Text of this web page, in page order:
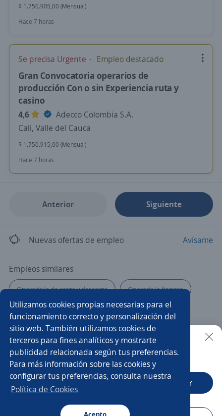
Utilizamos cookies propias necesarias para el
funcionamiento correcto y personalización del
sitio web. También utilizamos cookies de
terceros para fines analíticos y mostrarte
publicidad relacionada según tus preferencias.
Para más información sobre las cookies y
configurar tus preferencias, consulta nuestra
Política de Cookies
$ 1.750.905,00 (Mensual)
Hace 7 horas
Se precisa Urgente Empleo destacado
Gran Convocatoria operarios de
producción Con o sin Experiencia ruta y
casino
4,6
Adecco Colombia S.A.
Cali, Valle del Cauca
$ 1.750.915,00 (Mensual)
Hace 7 horas
Anterior Siguiente
Nuevas ofertas de empleo Avísame
Empleos similares
Operario/a de carga y descarga Operario/a fierrero
Auxiliar en obra Ayudante de servicios generales
Logístico/a Auxiliar de cocina Tornero cnc
Gestión Humana Analista de remuneraciones
Pastelero/a Albañil
Analista de operaciones
Buscar es más fácil en la app
CT App Abrir